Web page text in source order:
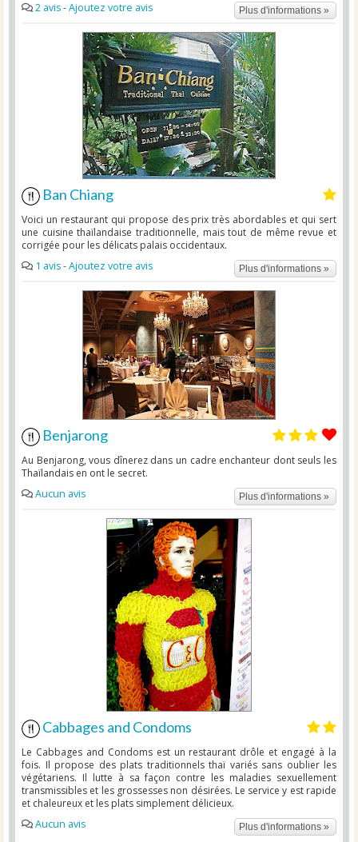
Plus d'informations »
2 avis-Ajoutez votre avis
Ban Chiang
Voici un restaurant qui propose des prix très abordables et qui sert
une cuisine thaïlandaise traditionnelle, mais tout de même revue et
corrigée pour les délicats palais occidentaux.
Plus d'informations »
1 avis-Ajoutez votre avis
Benjarong
Au Benjarong, vous dînerez dans un cadre enchanteur dont seuls les
Thaïlandais en ont le secret.
Plus d'informations »
Aucun avis
Cabbages and Condoms
Le Cabbages and Condoms est un restaurant drôle et engagé à la
fois. Il propose des plats traditionnels thaï variés sans oublier les
végétariens. Il lutte à sa façon contre les maladies sexuellement
transmissibles et les grossesses non désirées. Le service y est rapide
et chaleureux et les plats simplement délicieux.
Plus d'informations »
Aucun avis